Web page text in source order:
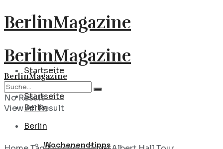
BerlinMagazine
Startseite
Berlin
Wochenendtipps
BerlinMagazine
Startseite
Berlin
BerlinMagazine
No Result
View All Result